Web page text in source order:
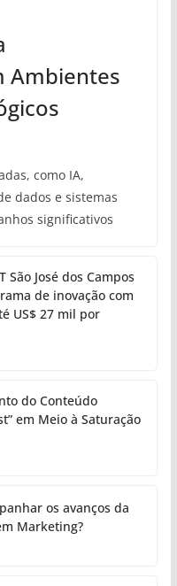
Ambientes
como IA,
dados e sistemas
significativos
São José dos Campos
de inovação com
US$ 27 mil por
do Conteúdo
em Meio à Saturação
os avanços da
Marketing?